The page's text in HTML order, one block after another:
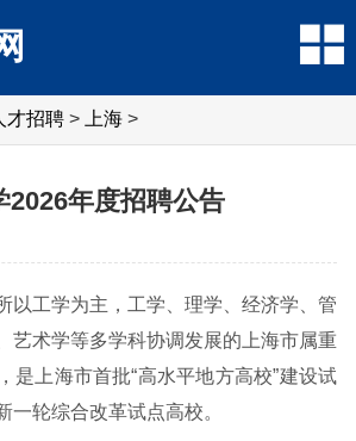
才招聘 > 上海 >
2026年度招聘公告
以工学为主，工学、理学、经济学、管
艺术学等多学科协调发展的上海市属重
是上海市首批“高水平地方高校”建设试
一轮综合改革试点高校。